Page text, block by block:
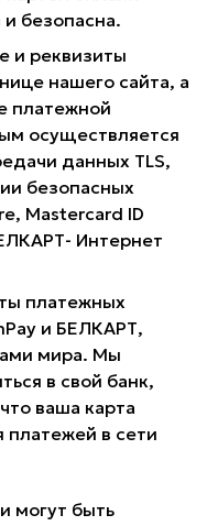
безопасна.
и реквизиты
нашего сайта, а
платежной
осуществляется
данных TLS,
безопасных
Mastercard ID
Интернет
платежных
и БЕЛКАРТ,
мира. Мы
в свой банк,
ваша карта
платежей в сети
могут быть